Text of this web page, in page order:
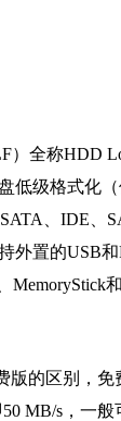
）全称HDD
低级格式化（
、IDE、
外置的USB
和
版的区别，免
MB/s，一